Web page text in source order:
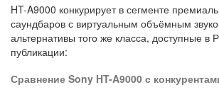
HT-A9000 конкурирует в сегменте
саундбаров с виртуальным объёмным
альтернативы того же класса, доступные
публикации:
Сравнение Sony HT-A9000 с